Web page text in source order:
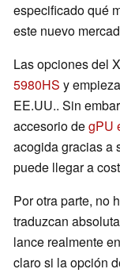
especificado qué
este nuevo
Las opciones del
5980HS y
EE.UU.. Sin
accesorio degPU
acogida gracias a
puede llegar a
Por otra parte, no
traduzcan
lance realmente
claro si la opción